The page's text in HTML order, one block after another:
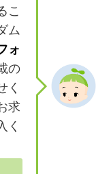
こ
ム
ォ
の
く
求
く